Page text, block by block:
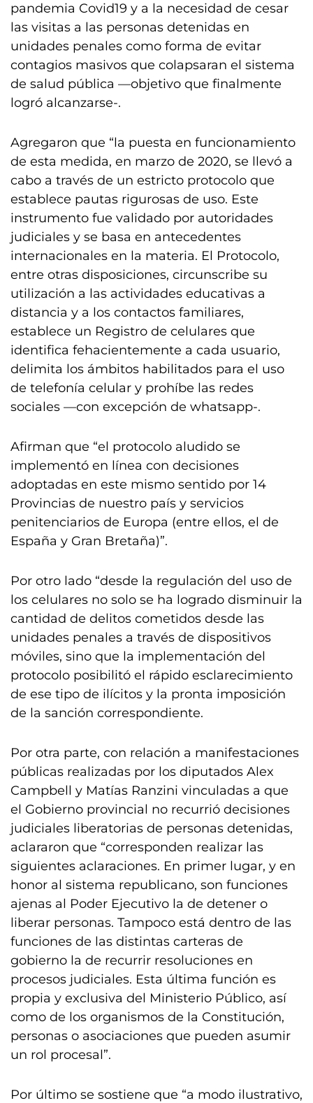
pandemia Covid19 y a la necesidad de cesar
las visitas a las personas detenidas en
unidades penales como forma de evitar
contagios masivos que colapsaran el sistema
de salud pública —objetivo que finalmente
logró alcanzarse-.
Agregaron que “la puesta en funcionamiento
de esta medida, en marzo de 2020, se llevó a
cabo a través de un estricto protocolo que
establece pautas rigurosas de uso. Este
instrumento fue validado por autoridades
judiciales y se basa en antecedentes
internacionales en la materia. El Protocolo,
entre otras disposiciones, circunscribe su
utilización a las actividades educativas a
distancia y a los contactos familiares,
establece un Registro de celulares que
identifica fehacientemente a cada usuario,
delimita los ámbitos habilitados para el uso
de telefonía celular y prohíbe las redes
sociales —con excepción de whatsapp-.
Afirman que “el protocolo aludido se
implementó en línea con decisiones
adoptadas en este mismo sentido por 14
Provincias de nuestro país y servicios
penitenciarios de Europa (entre ellos, el de
España y Gran Bretaña)”.
Por otro lado “desde la regulación del uso de
los celulares no solo se ha logrado disminuir la
cantidad de delitos cometidos desde las
unidades penales a través de dispositivos
móviles, sino que la implementación del
protocolo posibilitó el rápido esclarecimiento
de ese tipo de ilícitos y la pronta imposición
de la sanción correspondiente.
Por otra parte, con relación a manifestaciones
públicas realizadas por los diputados Alex
Campbell y Matías Ranzini vinculadas a que
el Gobierno provincial no recurrió decisiones
judiciales liberatorias de personas detenidas,
aclararon que “corresponden realizar las
siguientes aclaraciones. En primer lugar, y en
honor al sistema republicano, son funciones
ajenas al Poder Ejecutivo la de detener o
liberar personas. Tampoco está dentro de las
funciones de las distintas carteras de
gobierno la de recurrir resoluciones en
procesos judiciales. Esta última función es
propia y exclusiva del Ministerio Público, así
como de los organismos de la Constitución,
personas o asociaciones que pueden asumir
un rol procesal”.
Por último se sostiene que “a modo ilustrativo,